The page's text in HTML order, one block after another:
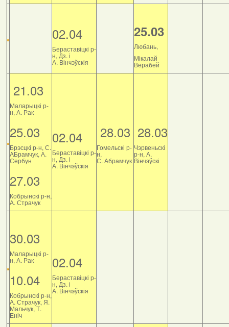
02.04
Бераставіцкі р-
н, Дз. і
А. Вінчэўскія
25.03
Любань,
Мікалай
Верабей
21.03
Маларыцкі р-
н, А. Рак
25.03
Брэсцкі р-н, С.
АБрамчук, А.
Сербун
27.03
Кобрынскі р-н,
А. Страчук
02.04
Бераставіцкі р-
н, Дз. і
А. Вінчэўскія
28.03
Гомельскі р-
н,
С. Абрамчук
28.03
Чэрвеньскі
р-н, А.
Вінчэўскі
30.03
Маларыцкі р-
н, А. Рак
10.04
Кобрынскі р-н,
А. Страчук, Я.
Мальчук, Т.
Еніч
02.04
Бераставіцкі р-
н, Дз. і
А. Вінчэўскія